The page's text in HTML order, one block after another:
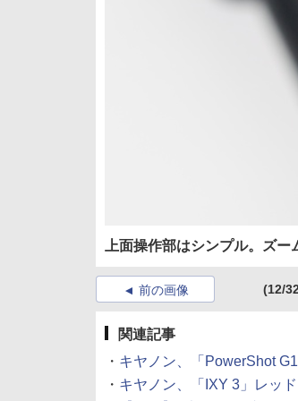
上面操作部はシンプル。ズ
前の画像 (12/
関連記事
・ キヤノン、「PowerShot
・ キヤノン、「IXY 3」レッ